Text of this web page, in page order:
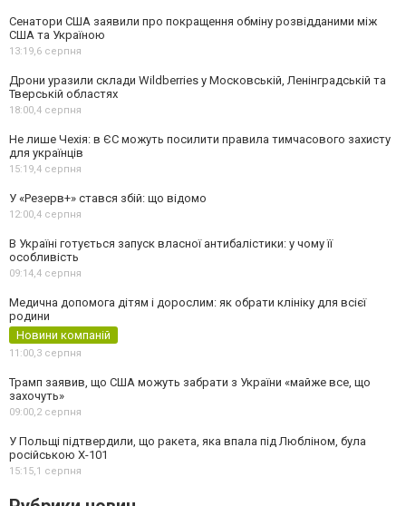
Сенатори США заявили про покращення обміну розвідданими між
США та Україною
13:19,6 серпня
Дрони уразили склади Wildberries у Московській, Ленінградській та
Тверській областях
18:00,4 серпня
Не лише Чехія: в ЄС можуть посилити правила тимчасового захисту
для українців
15:19,4 серпня
У «Резерв+» стався збій: що відомо
12:00,4 серпня
В Україні готується запуск власної антибалістики: у чому її
особливість
09:14,4 серпня
Медична допомога дітям і дорослим: як обрати клініку для всієї
родини
Новини компаній
11:00,3 серпня
Трамп заявив, що США можуть забрати з України «майже все, що
захочуть»
09:00,2 серпня
У Польщі підтвердили, що ракета, яка впала під Любліном, була
російською Х-101
15:15,1 серпня